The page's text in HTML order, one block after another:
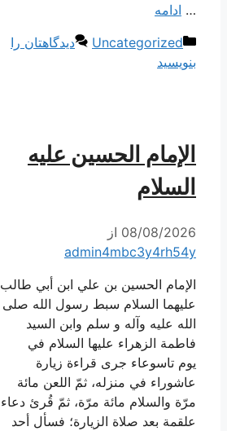
… ادامه
دسته‌ها
Uncategorized
دیدگاهتان را
بنویسید
الإمام الحسين عليه
السلام
08/08/2026 از
admin4mbc3y4rh54y
الإمام الحسين بن علي ابن أبي طالب
عليهما السلام سبط رسول الله صلى
الله عليه وآله و سلم وابن السيد
فاطمة الزهراء عليها السلام في‌
يوم‌ تاسوعاء جرى قراءة‌ زيارة‌
عاشوراء في‌ منزله‌، ثمّ اللعن‌ مائة‌
مرّة‌ والسلام‌ مائة‌ مرّة‌، ثمّ قُرئ‌ دعاء
علقمة‌ بعد صلاة‌ الزيارة‌؛ فسأل‌ أحد